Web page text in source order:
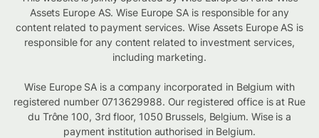
Assets Europe AS. Wise Europe SA is responsible for any
content related to payment services. Wise Assets Europe AS is
responsible for any content related to investment services,
including marketing.
Wise Europe SA is a company incorporated in Belgium with
registered number 0713629988. Our registered office is at Rue
du Trône 100, 3rd floor, 1050 Brussels, Belgium. Wise is a
payment institution authorised in Belgium.